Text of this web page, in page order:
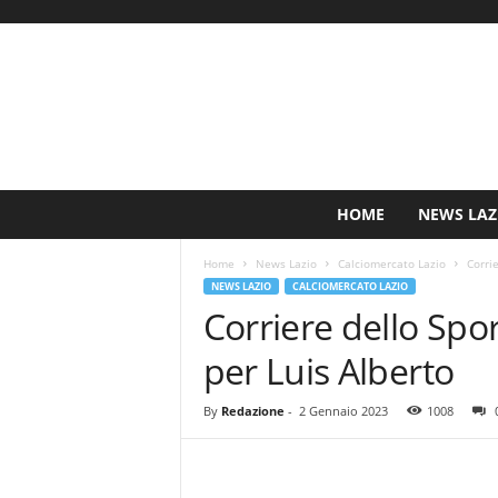
HOME NEWS
Home News Lazio Calciomercato Lazio
NEWS LAZIO CALCIOMERCATO LAZIO
Corriere dello
per Luis Alberto
By Redazione - 2 Gennaio 2023 1008